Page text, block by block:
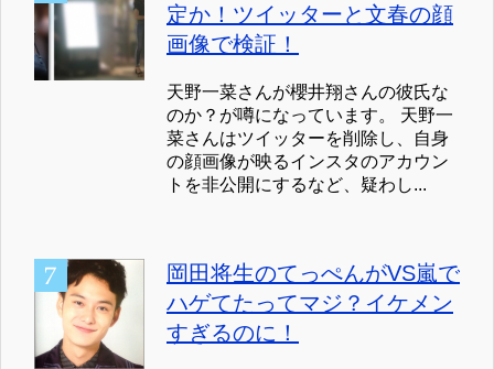
定か！ツイッターと文春の顔
画像で検証！
天野一菜さんが櫻井翔さんの彼氏な
のか？が噂になっています。 天野一
菜さんはツイッターを削除し、自身
の顔画像が映るインスタのアカウン
トを非公開にするなど、疑わし...
岡田将生のてっぺんがVS嵐で
ハゲてたってマジ？イケメン
すぎるのに！